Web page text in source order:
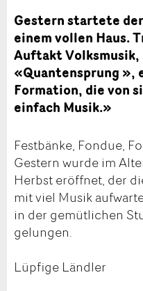
Gestern startete
einem vollen Haus.
Auftakt
«Quantensprung »,
Formation, die von
einfach Musik.»
Festbänke, Fondue,
Gestern wurde im
Herbst eröffnet, der
mit viel Musik
in der gemütlichen
gelungen.
Lüpfige Ländler